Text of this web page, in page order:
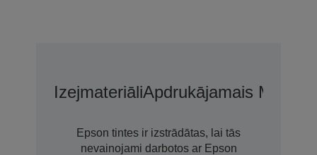
IzejmateriāliApdrukājamais
Epson tintes ir izstrādātas, lai tās
nevainojami darbotos ar Epson